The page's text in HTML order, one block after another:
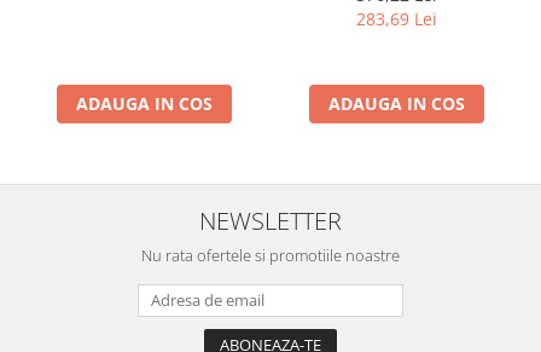
ADAUGA IN COS
Termometru, Pedometru,
Busola
283,69 Lei
ADAUGA IN COS
NEWSLETTER
Nu rata ofertele si promotiile noastre